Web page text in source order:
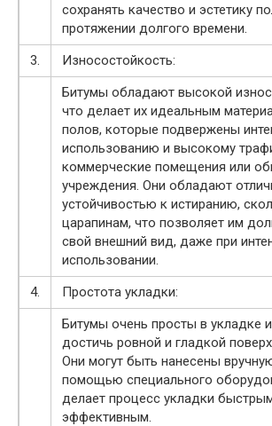
сохранять качество и эстетику
протяжении долгого времени.
3.
Износостойкость:
Битумы обладают высокой
что делает их идеальным
полов, которые подвержены
использованию и высокому
коммерческие помещения или
учреждения. Они обладают
устойчивостью к истиранию,
царапинам, что позволяет им
свой внешний вид, даже при
использовании.
4.
Простота укладки:
Битумы очень просты в укладке
достичь ровной и гладкой
Они могут быть нанесены
помощью специального
делает процесс укладки
эффективным.